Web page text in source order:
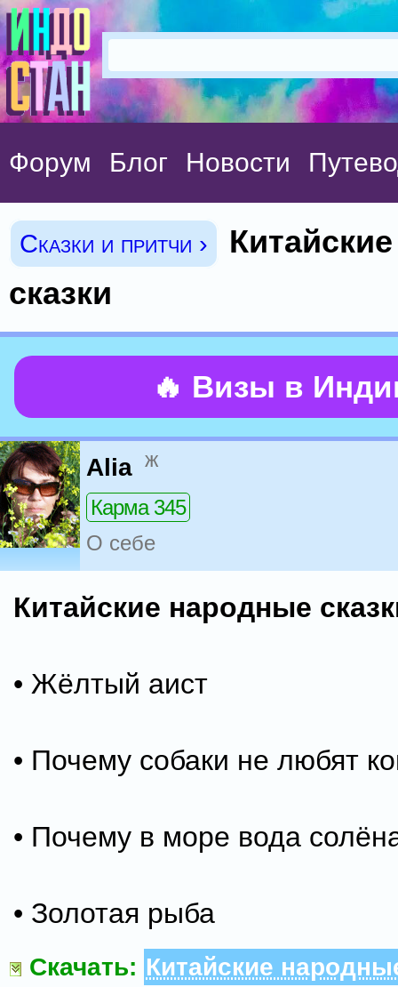
Форум Блог Новости
Сказки и притчи ›
сказки
🔥 Визы в
Alia ж
Карма 345
О себе
Китайские народные
• Жёлтый аист
• Почему собаки не любят
• Почему в море вода
• Золотая рыба
Скачать: Китайские